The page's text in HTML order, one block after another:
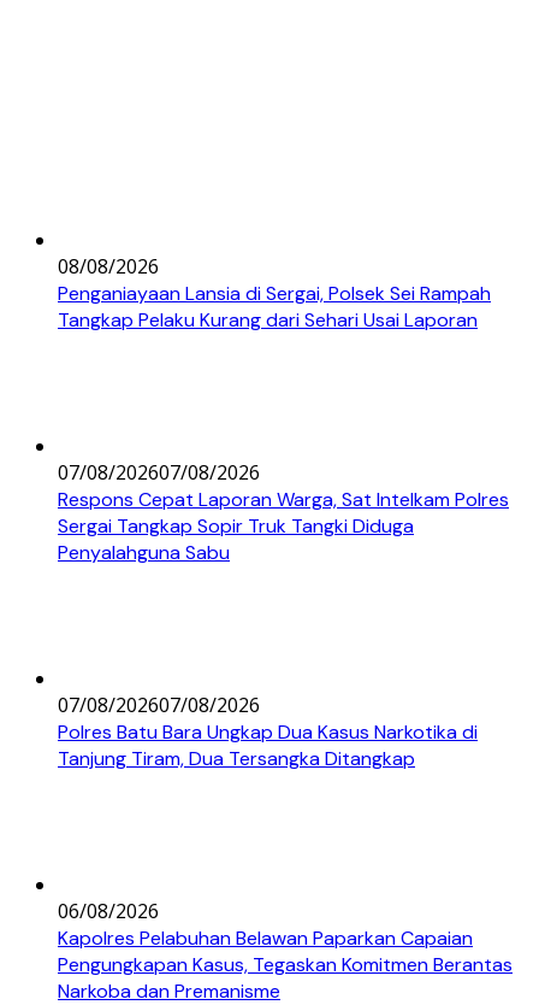
08/08/2026
Penganiayaan Lansia di Sergai, Polsek Sei Rampah
Tangkap Pelaku Kurang dari Sehari Usai Laporan
07/08/202607/08/2026
Respons Cepat Laporan Warga, Sat Intelkam Polres
Sergai Tangkap Sopir Truk Tangki Diduga
Penyalahguna Sabu
07/08/202607/08/2026
Polres Batu Bara Ungkap Dua Kasus Narkotika di
Tanjung Tiram, Dua Tersangka Ditangkap
06/08/2026
Kapolres Pelabuhan Belawan Paparkan Capaian
Pengungkapan Kasus, Tegaskan Komitmen Berantas
Narkoba dan Premanisme